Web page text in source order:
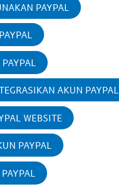
PAYPAL
AKUN PAYPAL
WEBSITE
PAYPAL